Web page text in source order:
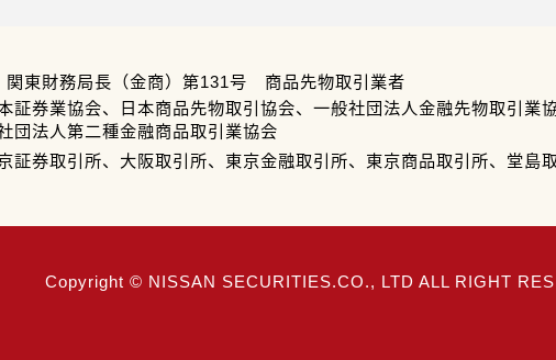
東財務局長（金商）第131号 商品先物取引業者
証券業協会、日本商品先物取引協会、一般社団法人金融先物取引業
団法人第二種金融商品取引業協会
証券取引所、大阪取引所、東京金融取引所、東京商品取引所、堂島
Copyright © NISSAN SECURITIES.CO., LTD ALL RIGHT